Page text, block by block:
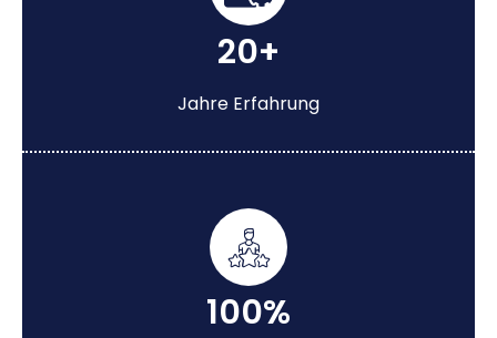
20+
Jahre Erfahrung
100%